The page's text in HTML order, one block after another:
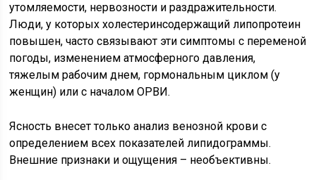
утомляемости, нервозности и раздражительности.
Люди, у которых холестеринсодержащий липопротеин
повышен, часто связывают эти симптомы с переменой
погоды, изменением атмосферного давления,
тяжелым рабочим днем, гормональным циклом (у
женщин) или с началом ОРВИ.
Ясность внесет только анализ венозной крови с
определением всех показателей липидограммы.
Внешние признаки и ощущения – необъективны.